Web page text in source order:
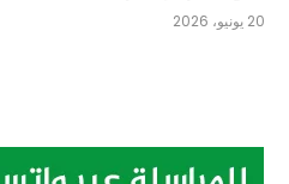
20 يونيو، 2026